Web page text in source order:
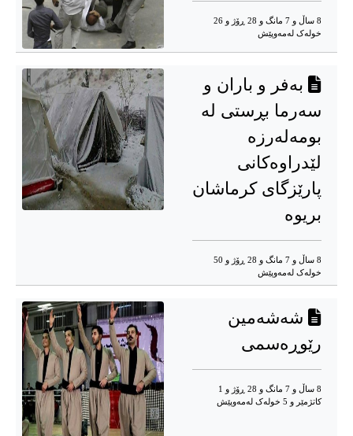
8 ساڵ و 7 مانگ و 28 ڕۆژ و 26
خوله‌ک له‌مه‌وپێش‌
بەفر و باران و
سەرما بڕستی لە
بومەلەرزە
لێدراوەکانی
پارێزگای کرماشان
بریوە
8 ساڵ و 7 مانگ و 28 ڕۆژ و 50
خوله‌ک له‌مه‌وپێش‌
شەشەمین
رێوڕەسمی
8 ساڵ و 7 مانگ و 28 ڕۆژ و 1
کاتژمێر و 5 خوله‌ک له‌مه‌وپێش‌